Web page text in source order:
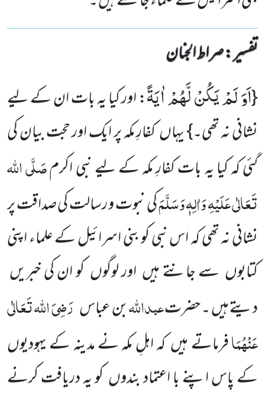
تفسیر : ‎صراط الجنان
{اَوَ لَمْ یَكُنْ لَّهُمْ اٰیَةً: اور کیا یہ بات ان کے لیے
نشانی نہ تھی۔} یہاں کفارِ مکہ پر ایک اور حجت بیان کی
گئی کہ کیا یہ بات کفارِ مکہ کے لیے نبی اکرمصَلَّی اللہ
تَعَالٰی عَلَیْہِ وَاٰلِہٖ وَسَلَّمَکی نبوت و رسالت کی صداقت پر
نشانی نہ تھی کہ اس نبی کو بنی اسرائیل کے علماء اپنی
کتابوں سے جانتے ہیں اور لوگوں کو ان کی خبریں
دیتے ہیں ۔ حضرتعبداللہبن عباس رَضِیَ اللہ تَعَالٰی
عَنْہُمَافرماتے ہیں کہ اہلِ مکہ نے مدینہ کے یہودیوں
کے پاس اپنے با اعتماد بندوں کو یہ دریافت کرنے